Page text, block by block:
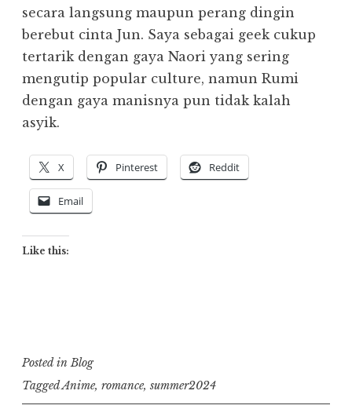
secara langsung maupun perang dingin
berebut cinta Jun. Saya sebagai geek cukup
tertarik dengan gaya Naori yang sering
mengutip popular culture, namun Rumi
dengan gaya manisnya pun tidak kalah
asyik.
X Pinterest Reddit
Email
Like this:
Posted inBlog
TaggedAnime, romance, summer2024